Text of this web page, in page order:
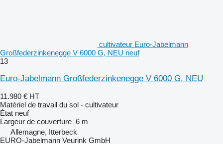
cultivateur Euro-Jabelmann
Großfederzinkenegge V 6000 G, NEU neuf
13
Euro-Jabelmann Großfederzinkenegge V 6000 G, NEU
11.980 € HT
Matériel de travail du sol - cultivateur
État neuf
Largeur de couverture 6 m
Allemagne, Itterbeck
EURO-Jabelmann Veurink GmbH